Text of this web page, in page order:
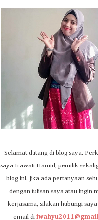
Selamat datang di blog saya.
saya Irawati Hamid, pemilik
blog ini. Jika ada pertanyaan
dengan tulisan saya atau ingin
kerjasama, silakan hubungi
email di